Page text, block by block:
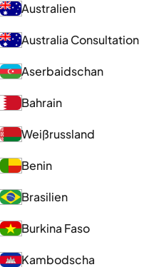
Australien
Australia Consultation
Aserbaidschan
Bahrain
Weißrussland
Benin
Brasilien
Burkina Faso
Kambodscha